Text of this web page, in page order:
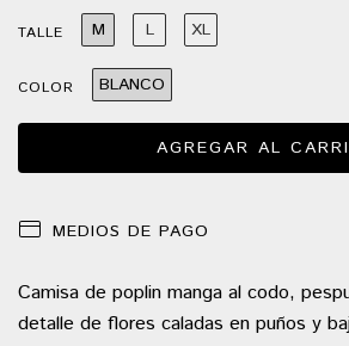
TALLE M L XL
COLOR BLANCO
MEDIOS DE PAGO
Camisa de poplin manga al codo,
detalle de flores caladas en puños y